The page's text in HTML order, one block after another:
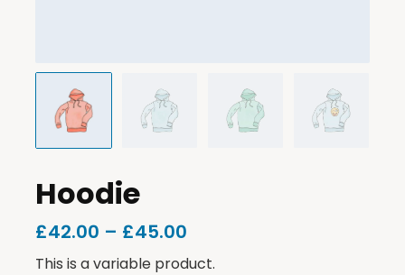
Hoodie
£42.00 – £45.00
This is a variable product.